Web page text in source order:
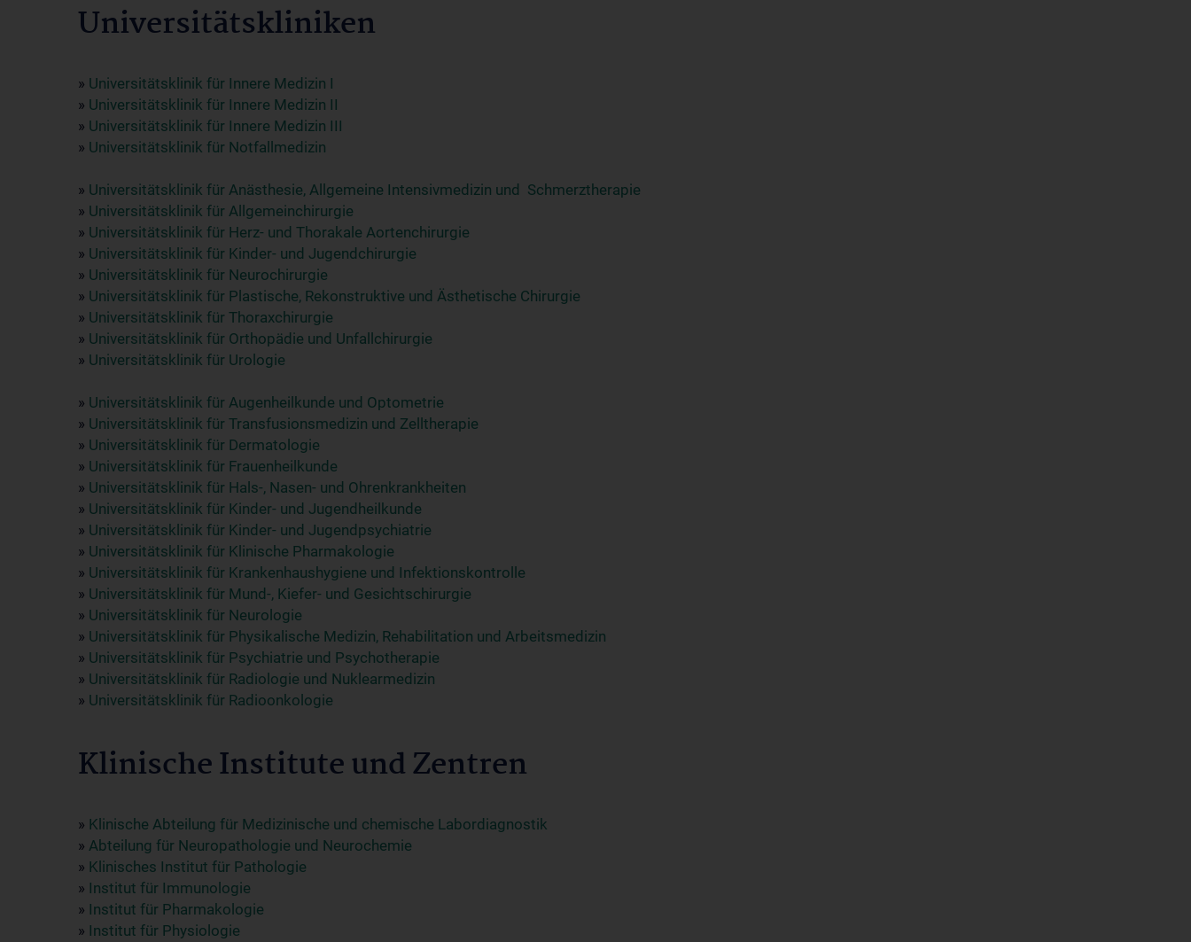
Universitätskliniken
» Universitätsklinik für Innere Medizin I
» Universitätsklinik für Innere Medizin II
» Universitätsklinik für Innere Medizin III
» Universitätsklinik für Notfallmedizin
» Universitätsklinik für Anästhesie, Allgemeine Intensivmedizin und Schmerztherapie
» Universitätsklinik für Allgemeinchirurgie
» Universitätsklinik für Herz- und Thorakale Aortenchirurgie
» Universitätsklinik für Kinder- und Jugendchirurgie
» Universitätsklinik für Neurochirurgie
» Universitätsklinik für Plastische, Rekonstruktive und Ästhetische Chirurgie
» Universitätsklinik für Thoraxchirurgie
» Universitätsklinik für Orthopädie und Unfallchirurgie
» Universitätsklinik für Urologie
» Universitätsklinik für Augenheilkunde und Optometrie
» Universitätsklinik für Transfusionsmedizin und Zelltherapie
» Universitätsklinik für Dermatologie
» Universitätsklinik für Frauenheilkunde
» Universitätsklinik für Hals-, Nasen- und Ohrenkrankheiten
» Universitätsklinik für Kinder- und Jugendheilkunde
» Universitätsklinik für Kinder- und Jugendpsychiatrie
» Universitätsklinik für Klinische Pharmakologie
» Universitätsklinik für Krankenhaushygiene und Infektionskontrolle
» Universitätsklinik für Mund-, Kiefer- und Gesichtschirurgie
» Universitätsklinik für Neurologie
» Universitätsklinik für Physikalische Medizin, Rehabilitation und Arbeitsmedizin
» Universitätsklinik für Psychiatrie und Psychotherapie
» Universitätsklinik für Radiologie und Nuklearmedizin
» Universitätsklinik für Radioonkologie
Klinische Institute und Zentren
» Klinische Abteilung für Medizinische und chemische Labordiagnostik
» Abteilung für Neuropathologie und Neurochemie
» Klinisches Institut für Pathologie
» Institut für Immunologie
» Institut für Pharmakologie
» Institut für Physiologie